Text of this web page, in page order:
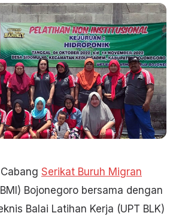
Serikat Buruh Migran
Bojonegoro bersama dengan
Balai Latihan Kerja (UPT BLK)